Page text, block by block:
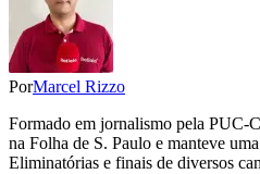
PorMarcel Rizzo
Formado em jornalismo pela PUC-
na Folha de S. Paulo e manteve
Eliminatórias e finais de diversos